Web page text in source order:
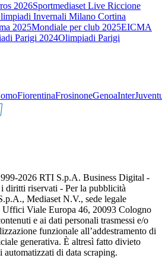
2026Sportmediaset Live Riccione
Invernali Milano Cortina
2025Mondiale per club 2025EICMA
Parigi 2024Olimpiadi Parigi
FiorentinaFrosinoneGenoaInter
2026 RTI S.p.A. Business Digital -
diritti riservati - Per la pubblicità
Mediaset N.V., sede legale
Uffici Viale Europa 46, 20093 Cologno
e ai dati personali trasmessi e/o
funzionale all’addestramento di
generativa. È altresì fatto divieto
automatizzati di data scraping.